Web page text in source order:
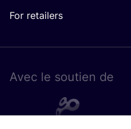
For retailers
Avec le sou­tien de